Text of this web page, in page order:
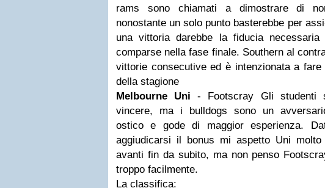
rams sono chiamati a dimostrare di
nonostante un solo punto basterebbe per
una vittoria darebbe la fiducia
comparse nella fase finale. Southern al
vittorie consecutive ed è intenzionata a
della stagione
Melbourne Uni - Footscray Gli studenti
vincere, ma i bulldogs sono un
ostico e gode di maggior esperienza.
aggiudicarsi il bonus mi aspetto Uni
avanti fin da subito, ma non penso
troppo facilmente.
La classifica: